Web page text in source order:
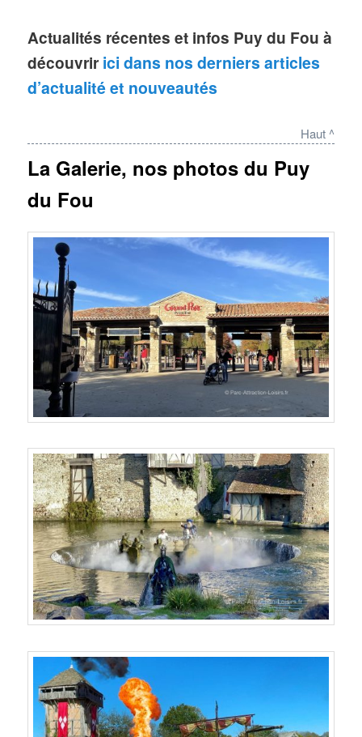
Actualités récentes et infos Puy du Fou à
découvrir ici dans nos derniers articles
d’actualité et nouveautés
Haut ^
La Galerie, nos photos du Puy
du Fou